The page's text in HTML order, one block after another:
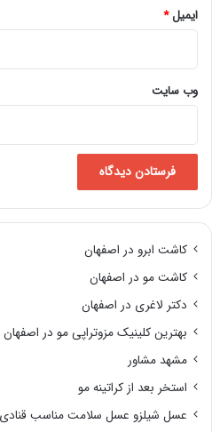
ایمیل*
وب‌ سایت
کاشت ابرو در اصفهان
کاشت مو در اصفهان
دکتر لاغری در اصفهان
بهترین کلینیک مزوتراپی مو در اصفهان
مشهد مشاور
استخر بعد از کراتینه مو
عسل شیلزو عسل سلامت مناسب